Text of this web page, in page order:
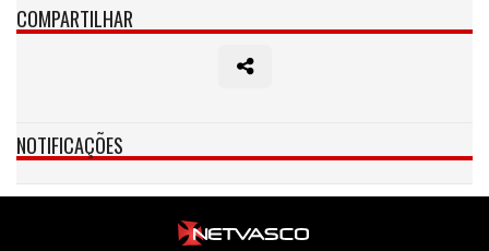
COMPARTILHAR
NOTIFICAÇÕES